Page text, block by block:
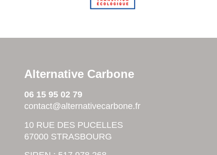
Alternative Carbone
06 15 95 02 79
contact@alternativecarbone.fr
10 RUE DES PUCELLES
67000 STRASBOURG